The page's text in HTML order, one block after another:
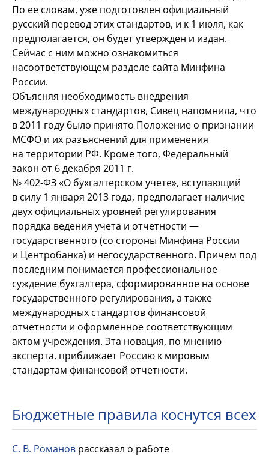
По ее словам, уже подготовлен официальный
русский перевод этих стандартов, и к 1 июля, как
предполагается, он будет утвержден и издан.
Сейчас с ним можно ознакомиться
насоответствующем разделе сайта Минфина
России.
Объясняя необходимость внедрения
международных стандартов, Сивец напомнила, что
в2011 году было принято Положение о признании
МСФО и их разъяснений для применения
на территории РФ. Кроме того, Федеральный
закон от 6декабря 2011 г.
№402-ФЗ«О бухгалтерском учете», вступающий
в силу 1 января 2013 года, предполагает наличие
двух официальных уровней регулирования
порядка ведения учета и отчетности —
государственного (со стороны Минфина России
и Центробанка) и негосударственного. Причем под
последним понимается профессиональное
суждение бухгалтера, сформированное на основе
государственного регулирования, а также
международных стандартов финансовой
отчетности и оформленное соответствующим
актом учреждения. Эта новация, по мнению
эксперта, приближает Россию к мировым
стандартам финансовой отчетности.
Бюджетные правила коснутся всех
С. В. Романов рассказал о работе